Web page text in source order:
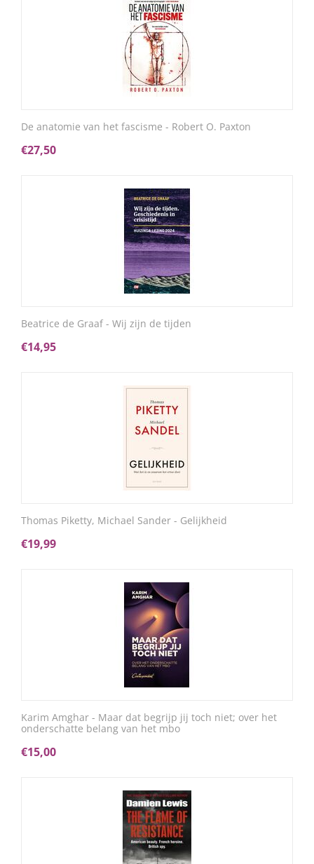
De anatomie van het fascisme - Robert O. Paxton
€27,50
Beatrice de Graaf - Wij zijn de tijden
€14,95
Thomas Piketty, Michael Sander - Gelijkheid
€19,99
Karim Amghar - Maar dat begrijp jij toch niet; over het
onderschatte belang van het mbo
€15,00